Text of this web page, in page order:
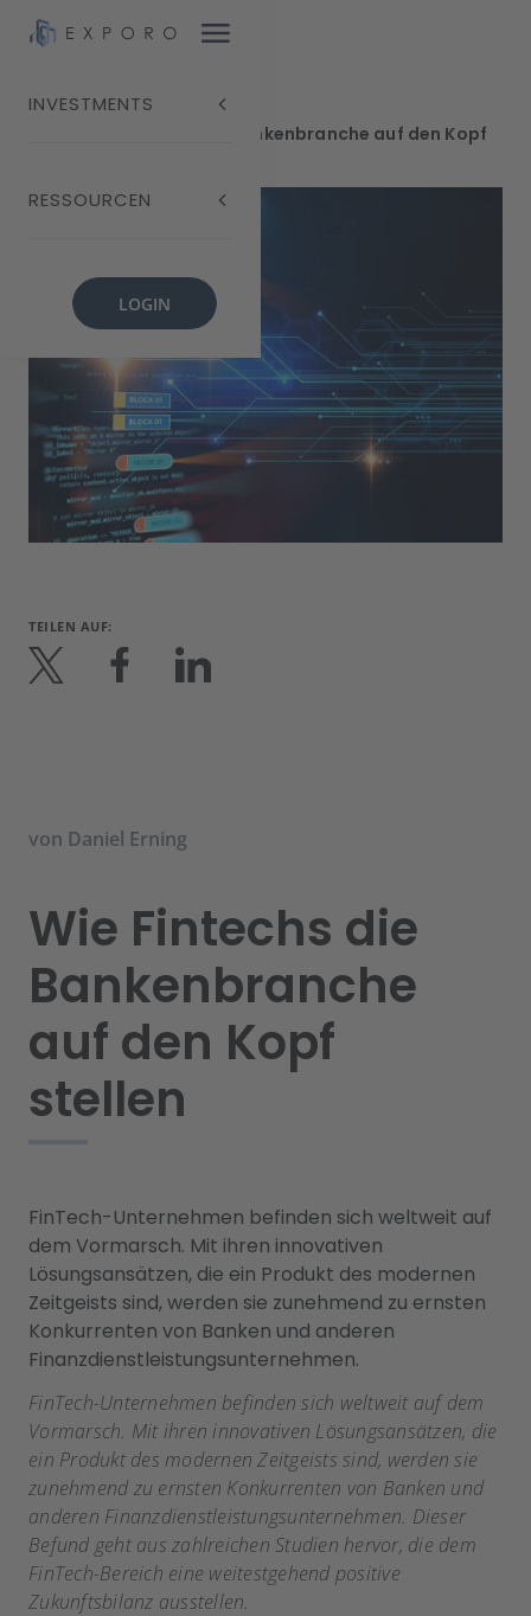
INVESTMENTS
RESSOURCEN
LOGIN
Wie Fintechs die Bankenbranche auf den Kopf
TEILEN AUF:
von Daniel Erning
Wie Fintechs die
Bankenbranche
auf den Kopf
stellen
FinTech-Unternehmen befinden sich weltweit auf
dem Vormarsch. Mit ihren innovativen
Lösungsansätzen, die ein Produkt des modernen
Zeitgeists sind, werden sie zunehmend zu ernsten
Konkurrenten von Banken und anderen
Finanzdienstleistungsunternehmen.
FinTech-Unternehmen befinden sich weltweit auf dem
Vormarsch. Mit ihren innovativen Lösungsansätzen, die
ein Produkt des modernen Zeitgeists sind, werden sie
zunehmend zu ernsten Konkurrenten von Banken und
anderen Finanzdienstleistungsunternehmen. Dieser
Befund geht aus zahlreichen Studien hervor, die dem
FinTech-Bereich eine weitestgehend positive
Zukunftsbilanz ausstellen.